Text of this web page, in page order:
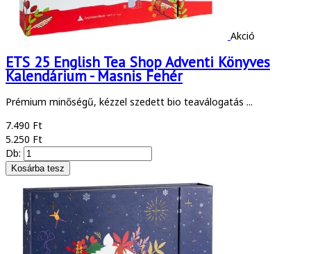
Akció
ETS 25 English Tea Shop Adventi Könyves
Kalendárium - Masnis Fehér
Prémium minőségű, kézzel szedett bio teaválogatás ...
7.490 Ft
5.250 Ft
Db: